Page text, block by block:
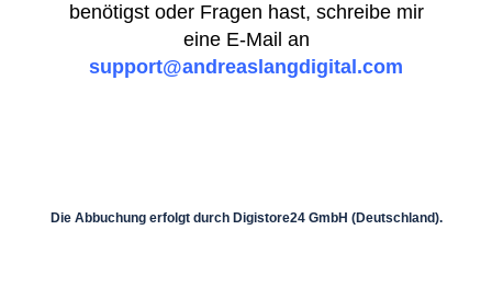
benötigst oder Fragen hast, schreibe mir
eine E-Mail an
support@andreaslangdigital.com
Die Abbuchung erfolgt durch Digistore24 GmbH (Deutschland).